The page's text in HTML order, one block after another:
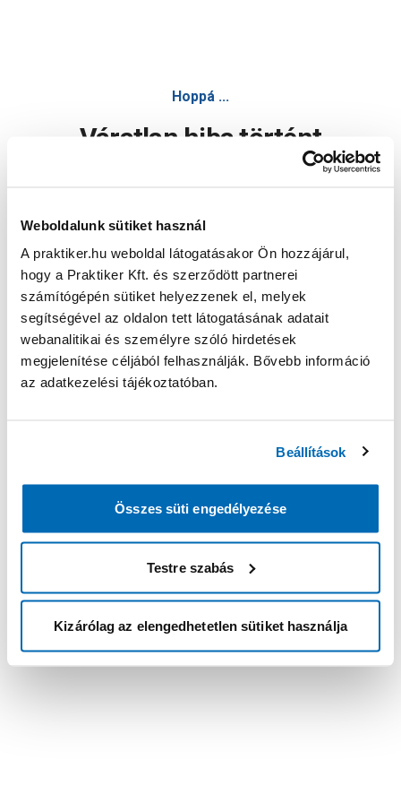
Weboldalunk sütiket használ
A praktiker.hu weboldal látogatásakor Ön hozzájárul,
hogy a Praktiker Kft. és szerződött partnerei
számítógépén sütiket helyezzenek el, melyek
segítségével az oldalon tett látogatásának adatait
webanalitikai és személyre szóló hirdetések
megjelenítése céljából felhasználják. Bővebb információ
az adatkezelési tájékoztatóban.
Beállítások
Összes süti engedélyezése
Testre szabás
Kizárólag az elengedhetetlen sütiket használja
Hoppá ...
Váratlan hiba történt
Oldal újratöltése